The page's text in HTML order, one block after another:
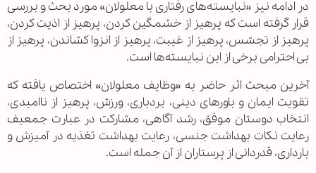
در ادامه نیز «نبایسته‌های رفتاری با معلولان» مورد بحث و بررسی
قرار گرفته است که پرهیز از خشمگین کردن، پرهیز از اذیت کردن،
پرهیز از تجسّس، پرهیز از غیبت، پرهیز از انزوا کشاندن، پرهیز از
بی احترامی برخی از این نبایسته‌ها است.
آخرین مبحث اثر حاضر به «وظایف معلولان» اختصاص یافته که
تقویت ایمان و باورهای دینی، بردباری، ورزش، پرهیز از ناامیدی،
انتخاب دوستان موفق، رشد آگاهی، مشارکت در عبارت جمعیف
رعایت نکات بهداشت جنسی، رعایت بهداشت تغذیه در آمیزش و
بارداری، قدردانی از پرستاران از آن جمله است.